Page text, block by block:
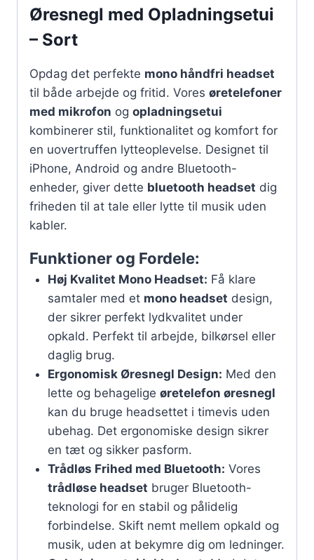
Øresnegl med Opladningsetui
– Sort
Opdag det perfekte mono håndfri headset
til både arbejde og fritid. Vores øretelefoner
med mikrofon og opladningsetui
kombinerer stil, funktionalitet og komfort for
en uovertruffen lytteoplevelse. Designet til
iPhone, Android og andre Bluetooth-
enheder, giver dette bluetooth headset dig
friheden til at tale eller lytte til musik uden
kabler.
Funktioner og Fordele:
Høj Kvalitet Mono Headset: Få klare
samtaler med et mono headset design,
der sikrer perfekt lydkvalitet under
opkald. Perfekt til arbejde, bilkørsel eller
daglig brug.
Ergonomisk Øresnegl Design: Med den
lette og behagelige øretelefon øresnegl
kan du bruge headsettet i timevis uden
ubehag. Det ergonomiske design sikrer
en tæt og sikker pasform.
Trådløs Frihed med Bluetooth: Vores
trådløse headset bruger Bluetooth-
teknologi for en stabil og pålidelig
forbindelse. Skift nemt mellem opkald og
musik, uden at bekymre dig om ledninger.